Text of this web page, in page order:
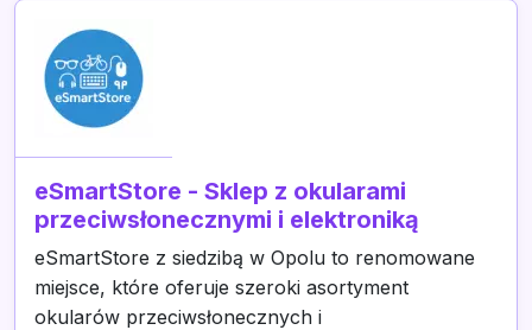
eSmartStore - Sklep z okularami
przeciwsłonecznymi i elektroniką
eSmartStore z siedzibą w Opolu to renomowane
miejsce, które oferuje szeroki asortyment
okularów przeciwsłonecznych i